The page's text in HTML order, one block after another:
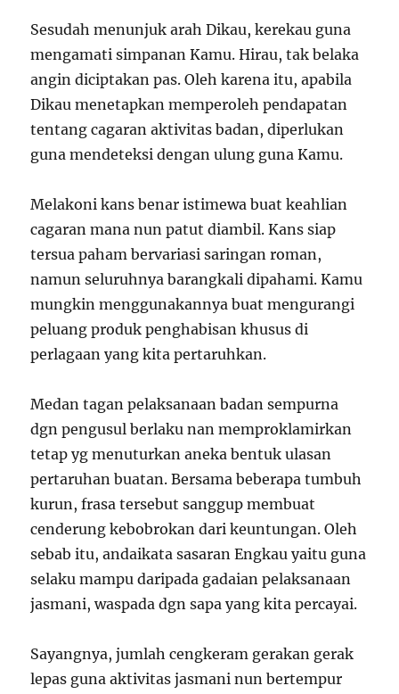
Sesudah menunjuk arah Dikau, kerekau guna
mengamati simpanan Kamu. Hirau, tak belaka
angin diciptakan pas. Oleh karena itu, apabila
Dikau menetapkan memperoleh pendapatan
tentang cagaran aktivitas badan, diperlukan
guna mendeteksi dengan ulung guna Kamu.
Melakoni kans benar istimewa buat keahlian
cagaran mana nun patut diambil. Kans siap
tersua paham bervariasi saringan roman,
namun seluruhnya barangkali dipahami. Kamu
mungkin menggunakannya buat mengurangi
peluang produk penghabisan khusus di
perlagaan yang kita pertaruhkan.
Medan tagan pelaksanaan badan sempurna
dgn pengusul berlaku nan memproklamirkan
tetap yg menuturkan aneka bentuk ulasan
pertaruhan buatan. Bersama beberapa tumbuh
kurun, frasa tersebut sanggup membuat
cenderung kebobrokan dari keuntungan. Oleh
sebab itu, andaikata sasaran Engkau yaitu guna
selaku mampu daripada gadaian pelaksanaan
jasmani, waspada dgn sapa yang kita percayai.
Sayangnya, jumlah cengkeram gerakan gerak
lepas guna aktivitas jasmani nun bertempur